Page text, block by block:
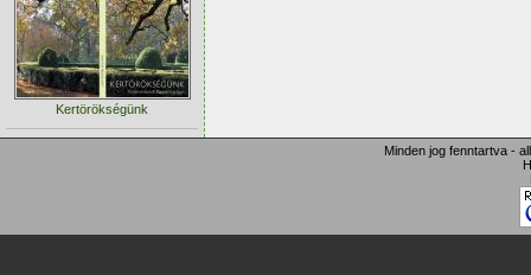
Kertörökségünk
Minden jog fenntartva -